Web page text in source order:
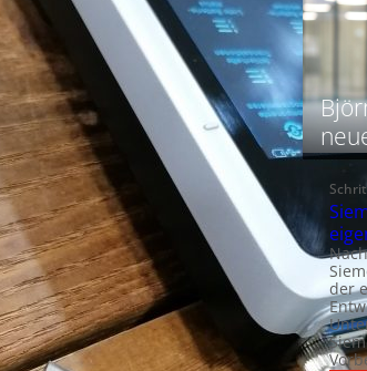
der